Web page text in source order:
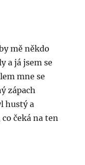
mě někdo
a já jsem se
mne se
zápach
hustý a
čeká na ten